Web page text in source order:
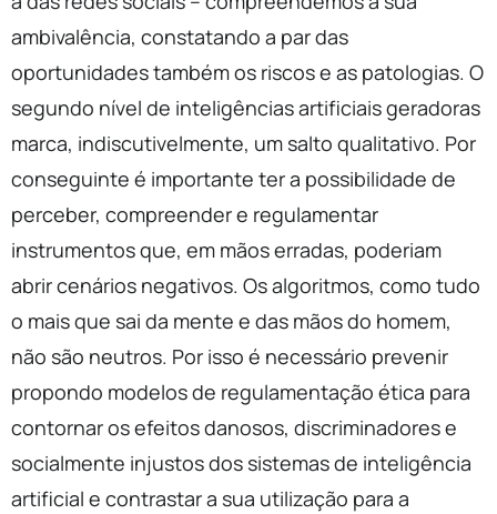
ambivalência, constatando a par das
oportunidades também os riscos e as patologias. O
segundo nível de inteligências artificiais geradoras
marca, indiscutivelmente, um salto qualitativo. Por
conseguinte é importante ter a possibilidade de
perceber, compreender e regulamentar
instrumentos que, em mãos erradas, poderiam
abrir cenários negativos. Os algoritmos, como tudo
o mais que sai da mente e das mãos do homem,
não são neutros. Por isso é necessário prevenir
propondo modelos de regulamentação ética para
contornar os efeitos danosos, discriminadores e
socialmente injustos dos sistemas de inteligência
artificial e contrastar a sua utilização para a